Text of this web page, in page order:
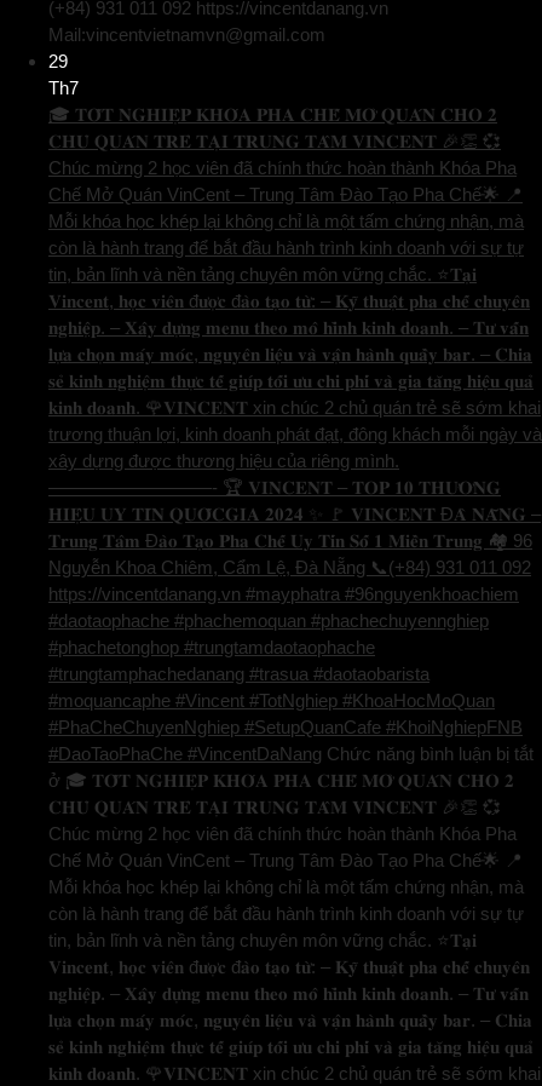
(+84) 931 011 092 https://vincentdanang.vn
Mail:vincentvietnamvn@gmail.com
29
Th7
🎓 𝐓𝐎̂́𝐓 𝐍𝐆𝐇𝐈𝐄̣̂𝐏 𝐊𝐇𝐎́𝐀 𝐏𝐇𝐀 𝐂𝐇𝐄̂́ 𝐌𝐎̛̉ 𝐐𝐔𝐀́𝐍 𝐂𝐇𝐎 𝟐
𝐂𝐇𝐔̉ 𝐐𝐔𝐀́𝐍 𝐓𝐑𝐄̉ 𝐓𝐀̣𝐈 𝐓𝐑𝐔𝐍𝐆 𝐓𝐀̂𝐌 𝐕𝐈𝐍𝐂𝐄𝐍𝐓 🎉👏 💞
Chúc mừng 2 học viên đã chính thức hoàn thành Khóa Pha
Chế Mở Quán VinCent – Trung Tâm Đào Tạo Pha Chế🌟 📍
Mỗi khóa học khép lại không chỉ là một tấm chứng nhận, mà
còn là hành trang để bắt đầu hành trình kinh doanh với sự tự
tin, bản lĩnh và nền tảng chuyên môn vững chắc. ⭐️𝐓𝐚̣𝐢
𝐕𝐢𝐧𝐜𝐞𝐧𝐭, 𝐡𝐨̣𝐜 𝐯𝐢𝐞̂𝐧 đ𝐮̛𝐨̛̣𝐜 đ𝐚̀𝐨 𝐭𝐚̣𝐨 𝐭𝐮̛̀: – 𝐊𝐲̃ 𝐭𝐡𝐮𝐚̣̂𝐭 𝐩𝐡𝐚 𝐜𝐡𝐞̂́ 𝐜𝐡𝐮𝐲𝐞̂𝐧
𝐧𝐠𝐡𝐢𝐞̣̂𝐩. – 𝐗𝐚̂𝐲 𝐝𝐮̛̣𝐧𝐠 𝐦𝐞𝐧𝐮 𝐭𝐡𝐞𝐨 𝐦𝐨̂ 𝐡𝐢̀𝐧𝐡 𝐤𝐢𝐧𝐡 𝐝𝐨𝐚𝐧𝐡. – 𝐓𝐮̛ 𝐯𝐚̂́𝐧
𝐥𝐮̛̣𝐚 𝐜𝐡𝐨̣𝐧 𝐦𝐚́𝐲 𝐦𝐨́𝐜, 𝐧𝐠𝐮𝐲𝐞̂𝐧 𝐥𝐢𝐞̣̂𝐮 𝐯𝐚̀ 𝐯𝐚̣̂𝐧 𝐡𝐚̀𝐧𝐡 𝐪𝐮𝐚̂̀𝐲 𝐛𝐚𝐫. – 𝐂𝐡𝐢𝐚
𝐬𝐞̉ 𝐤𝐢𝐧𝐡 𝐧𝐠𝐡𝐢𝐞̣̂𝐦 𝐭𝐡𝐮̛̣𝐜 𝐭𝐞̂́ 𝐠𝐢𝐮́𝐩 𝐭𝐨̂́𝐢 𝐮̛𝐮 𝐜𝐡𝐢 𝐩𝐡𝐢́ 𝐯𝐚̀ 𝐠𝐢𝐚 𝐭𝐚̆𝐧𝐠 𝐡𝐢𝐞̣̂𝐮 𝐪𝐮𝐚̉
𝐤𝐢𝐧𝐡 𝐝𝐨𝐚𝐧𝐡. 🌹𝐕𝐈𝐍𝐂𝐄𝐍𝐓 xin chúc 2 chủ quán trẻ sẽ sớm khai
trương thuận lợi, kinh doanh phát đạt, đông khách mỗi ngày và
xây dựng được thương hiệu của riêng mình.
—————————- 🏆 𝐕𝐈𝐍𝐂𝐄𝐍𝐓 – 𝐓𝐎𝐏 𝟏𝟎 𝐓𝐇𝐔̛𝐎̛𝐍𝐆
𝐇𝐈𝐄̣̂𝐔 𝐔𝐘 𝐓𝐈́𝐍 𝐐𝐔𝐎̂́𝐂𝐆𝐈𝐀 𝟐𝟎𝟐𝟒 ✨ 🚩 𝐕𝐈𝐍𝐂𝐄𝐍𝐓 Đ𝐀̀ 𝐍𝐀̆̃𝐍𝐆 –
𝐓𝐫𝐮𝐧𝐠 𝐓𝐚̂𝐦 Đ𝐚̀𝐨 𝐓𝐚̣𝐨 𝐏𝐡𝐚 𝐂𝐡𝐞̂́ 𝐔𝐲 𝐓𝐢́𝐧 𝐒𝐨̂́ 𝟏 𝐌𝐢𝐞̂̀𝐧 𝐓𝐫𝐮𝐧𝐠 🏘️ 96
Nguyễn Khoa Chiêm, Cẩm Lệ, Đà Nẵng 📞(+84) 931 011 092
https://vincentdanang.vn #mayphatra #96nguyenkhoachiem
#daotaophache #phachemoquan #phachechuyennghiep
#phachetonghop #trungtamdaotaophache
#trungtamphachedanang #trasua #daotaobarista
#moquancaphe #Vincent #TotNghiep #KhoaHocMoQuan
#PhaCheChuyenNghiep #SetupQuanCafe #KhoiNghiepFNB
#DaoTaoPhaChe #VincentDaNang Chức năng bình luận bị tắt
ở 🎓 𝐓𝐎̂́𝐓 𝐍𝐆𝐇𝐈𝐄̣̂𝐏 𝐊𝐇𝐎́𝐀 𝐏𝐇𝐀 𝐂𝐇𝐄̂́ 𝐌𝐎̛̉ 𝐐𝐔𝐀́𝐍 𝐂𝐇𝐎 𝟐
𝐂𝐇𝐔̉ 𝐐𝐔𝐀́𝐍 𝐓𝐑𝐄̉ 𝐓𝐀̣𝐈 𝐓𝐑𝐔𝐍𝐆 𝐓𝐀̂𝐌 𝐕𝐈𝐍𝐂𝐄𝐍𝐓 🎉👏 💞
Chúc mừng 2 học viên đã chính thức hoàn thành Khóa Pha
Chế Mở Quán VinCent – Trung Tâm Đào Tạo Pha Chế🌟 📍
Mỗi khóa học khép lại không chỉ là một tấm chứng nhận, mà
còn là hành trang để bắt đầu hành trình kinh doanh với sự tự
tin, bản lĩnh và nền tảng chuyên môn vững chắc. ⭐️𝐓𝐚̣𝐢
𝐕𝐢𝐧𝐜𝐞𝐧𝐭, 𝐡𝐨̣𝐜 𝐯𝐢𝐞̂𝐧 đ𝐮̛𝐨̛̣𝐜 đ𝐚̀𝐨 𝐭𝐚̣𝐨 𝐭𝐮̛̀: – 𝐊𝐲̃ 𝐭𝐡𝐮𝐚̣̂𝐭 𝐩𝐡𝐚 𝐜𝐡𝐞̂́ 𝐜𝐡𝐮𝐲𝐞̂𝐧
𝐧𝐠𝐡𝐢𝐞̣̂𝐩. – 𝐗𝐚̂𝐲 𝐝𝐮̛̣𝐧𝐠 𝐦𝐞𝐧𝐮 𝐭𝐡𝐞𝐨 𝐦𝐨̂ 𝐡𝐢̀𝐧𝐡 𝐤𝐢𝐧𝐡 𝐝𝐨𝐚𝐧𝐡. – 𝐓𝐮̛ 𝐯𝐚̂́𝐧
𝐥𝐮̛̣𝐚 𝐜𝐡𝐨̣𝐧 𝐦𝐚́𝐲 𝐦𝐨́𝐜, 𝐧𝐠𝐮𝐲𝐞̂𝐧 𝐥𝐢𝐞̣̂𝐮 𝐯𝐚̀ 𝐯𝐚̣̂𝐧 𝐡𝐚̀𝐧𝐡 𝐪𝐮𝐚̂̀𝐲 𝐛𝐚𝐫. – 𝐂𝐡𝐢𝐚
𝐬𝐞̉ 𝐤𝐢𝐧𝐡 𝐧𝐠𝐡𝐢𝐞̣̂𝐦 𝐭𝐡𝐮̛̣𝐜 𝐭𝐞̂́ 𝐠𝐢𝐮́𝐩 𝐭𝐨̂́𝐢 𝐮̛𝐮 𝐜𝐡𝐢 𝐩𝐡𝐢́ 𝐯𝐚̀ 𝐠𝐢𝐚 𝐭𝐚̆𝐧𝐠 𝐡𝐢𝐞̣̂𝐮 𝐪𝐮𝐚̉
𝐤𝐢𝐧𝐡 𝐝𝐨𝐚𝐧𝐡. 🌹𝐕𝐈𝐍𝐂𝐄𝐍𝐓 xin chúc 2 chủ quán trẻ sẽ sớm khai